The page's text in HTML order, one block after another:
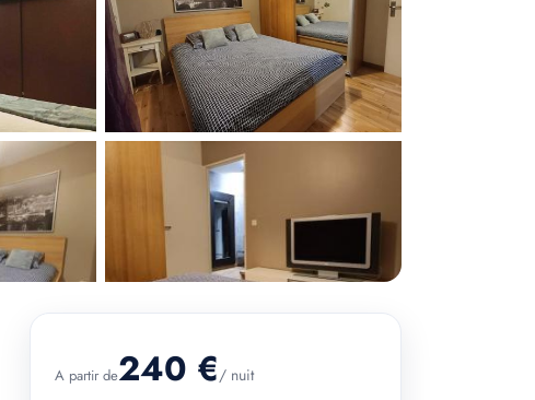
+ 2 photos
A partir de240 €/ nuit